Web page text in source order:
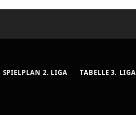
SPIELPLAN 2. LIGA TABELLE 3. LIGA